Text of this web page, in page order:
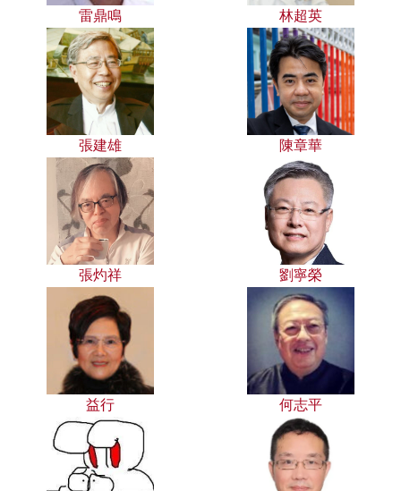
雷鼎鳴 林超英
張建雄 陳章華
張灼祥 劉寧榮
益行 何志平